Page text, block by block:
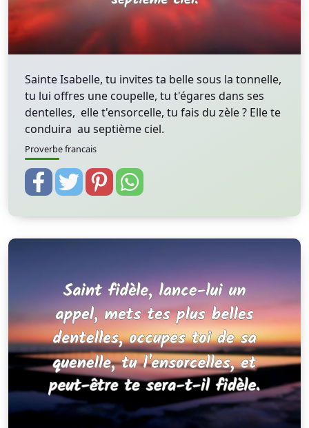
Sainte Isabelle, tu invites ta belle sous la tonnelle,
tu lui offres une coupelle, tu t'égares dans ses
dentelles, elle t'ensorcelle, tu fais du zèle ? Elle te
conduira au septième ciel.
Proverbe francais